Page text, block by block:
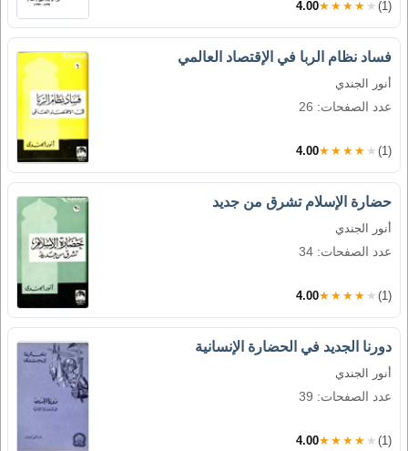
4.00★★★★★ (1)
فساد نظام الربا في الإقتصاد العالمي
أنور الجندي
عدد الصفحات: 26
4.00★★★★★ (1)
حضارة الإسلام تشرق من جديد
أنور الجندي
عدد الصفحات: 34
4.00★★★★★ (1)
دورنا الجديد في الحضارة الإنسانية
أنور الجندي
عدد الصفحات: 39
4.00★★★★★ (1)